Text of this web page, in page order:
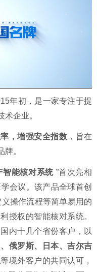
年初，是一家专注于提
企业。
，增强安全指数 ，旨在
。
智能核对系统”首次亮相
会议。该产品全球首创
操作流程等简单易用的
授权的智能核对系统。
内十几个省份客户，以
俄罗斯、日本、吉尔吉
等境外客户的共同认可，